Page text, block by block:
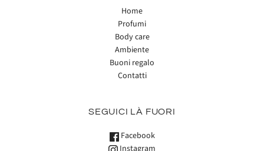
Home
Profumi
Body care
Ambiente
Buoni regalo
Contatti
SEGUICI LÀ FUORI
Facebook
Instagram